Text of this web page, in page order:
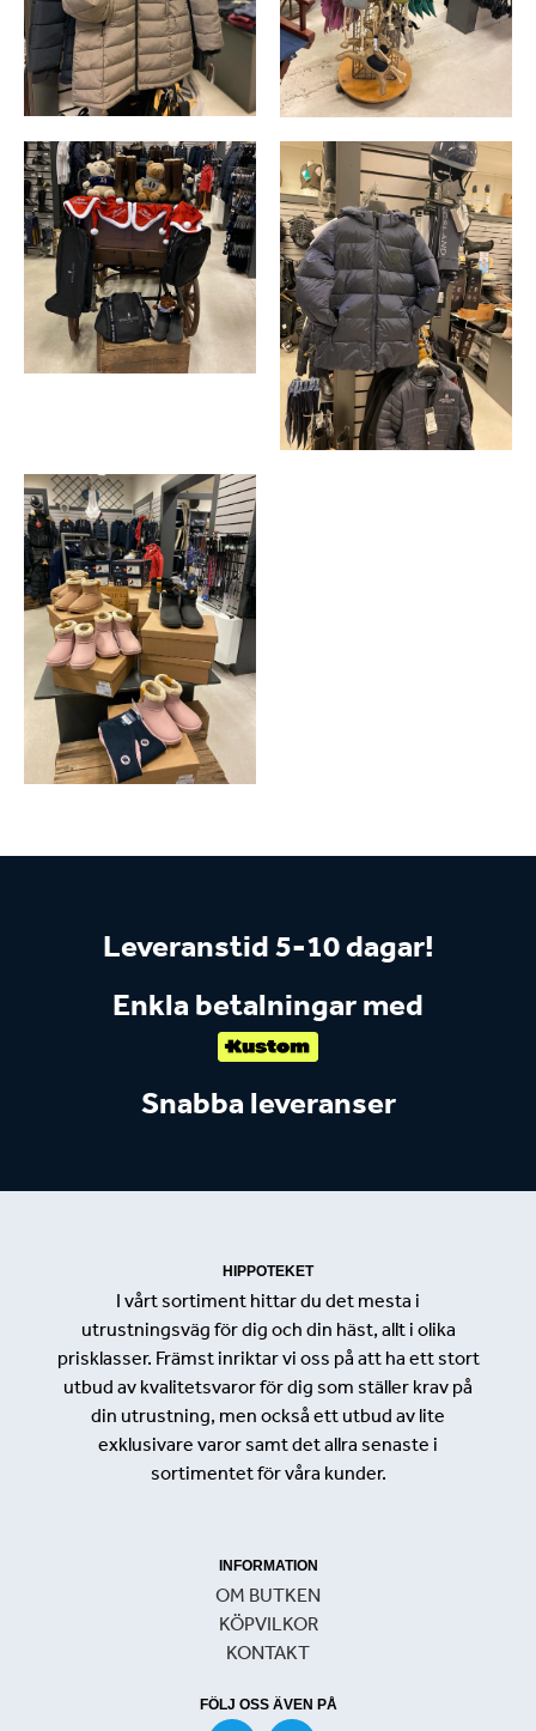
Leveranstid 5-10 dagar!
Enkla betalningar med
Snabba leveranser
HIPPOTEKET
I vårt sortiment hittar du det mesta i
utrustningsväg för dig och din häst, allt i olika
prisklasser. Främst inriktar vi oss på att ha ett stort
utbud av kvalitetsvaror för dig som ställer krav på
din utrustning, men också ett utbud av lite
exklusivare varor samt det allra senaste i
sortimentet för våra kunder.
INFORMATION
OM BUTKEN
KÖPVILKOR
KONTAKT
FÖLJ OSS ÄVEN PÅ